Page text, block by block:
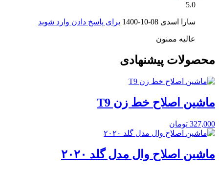
5.0
سارا اسدی 1400-10-08 برای پاسخ دادن وارد شوید
عالیه ممنون
محصولات پیشنهادی
ماشین اصلاح خط زن T9
327,000 تومان
ماشین اصلاح وال مدل گلد ۲۰۲۰